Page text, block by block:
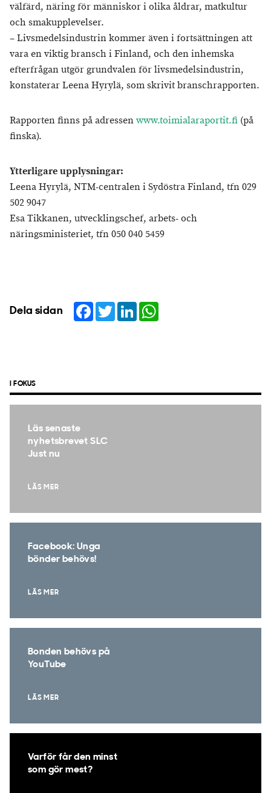
välfärd, näring för människor i olika åldrar, matkultur
och smakupplevelser.
– Livsmedelsindustrin kommer även i fortsättningen att
vara en viktig bransch i Finland, och den inhemska
efterfrågan utgör grundvalen för livsmedelsindustrin,
konstaterar Leena Hyrylä, som skrivit branschrapporten.
Rapporten finns på adressenwww.toimialaraportit.fi (på
finska).
Ytterligare upplysningar:
Leena Hyrylä, NTM-centralen i Sydöstra Finland, tfn 029
502 9047
Esa Tikkanen, utvecklingschef, arbets- och
näringsministeriet, tfn 050 040 5459
Dela sidan Facebook
TwitterLinkedIn
I FOKUS
Läs senaste
nyhetsbrevet SLC
Just nu
LÄS MER
Facebook: Unga
bönder behövs!
LÄS MER
Bonden behövs på
YouTube
LÄS MER
Varför får den minst
som gör mest?